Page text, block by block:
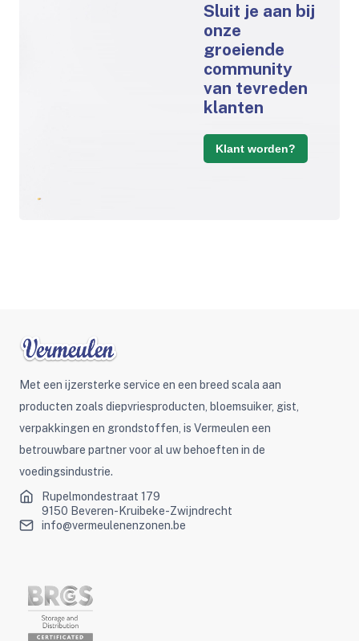
Sluit je aan bij
onze
groeiende
community
van tevreden
klanten
Klant worden?
Met een ijzersterke service en een breed scala aan
producten zoals diepvriesproducten, bloemsuiker, gist,
verpakkingen en grondstoffen, is Vermeulen een
betrouwbare partner voor al uw behoeften in de
voedingsindustrie.
Rupelmondestraat 179
9150 Beveren-Kruibeke-Zwijndrecht
info@vermeulenenzonen.be